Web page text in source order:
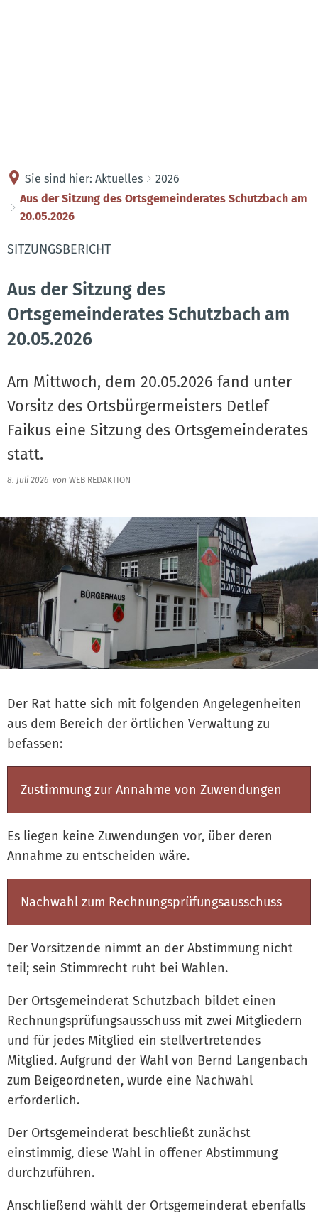
Sie sind hier: Aktuelles
2026
Aus der Sitzung des Ortsgemeinderates Schutzbach am
20.05.2026
SITZUNGSBERICHT
Aus der Sitzung des
Ortsgemeinderates Schutzbach am
20.05.2026
Am Mittwoch, dem 20.05.2026 fand unter
Vorsitz des Ortsbürgermeisters Detlef
Faikus eine Sitzung des Ortsgemeinderates
statt.
8. Juli 2026 von WEB REDAKTION
Der Rat hatte sich mit folgenden Angelegenheiten
aus dem Bereich der örtlichen Verwaltung zu
befassen:
Zustimmung zur Annahme von Zuwendungen
Es liegen keine Zuwendungen vor, über deren
Annahme zu entscheiden wäre.
Nachwahl zum Rechnungsprüfungsausschuss
Der Vorsitzende nimmt an der Abstimmung nicht
teil; sein Stimmrecht ruht bei Wahlen.
Der Ortsgemeinderat Schutzbach bildet einen
Rechnungsprüfungsausschuss mit zwei Mitgliedern
und für jedes Mitglied ein stellvertretendes
Mitglied. Aufgrund der Wahl von Bernd Langenbach
zum Beigeordneten, wurde eine Nachwahl
erforderlich.
Der Ortsgemeinderat beschließt zunächst
einstimmig, diese Wahl in offener Abstimmung
durchzuführen.
Anschließend wählt der Ortsgemeinderat ebenfalls